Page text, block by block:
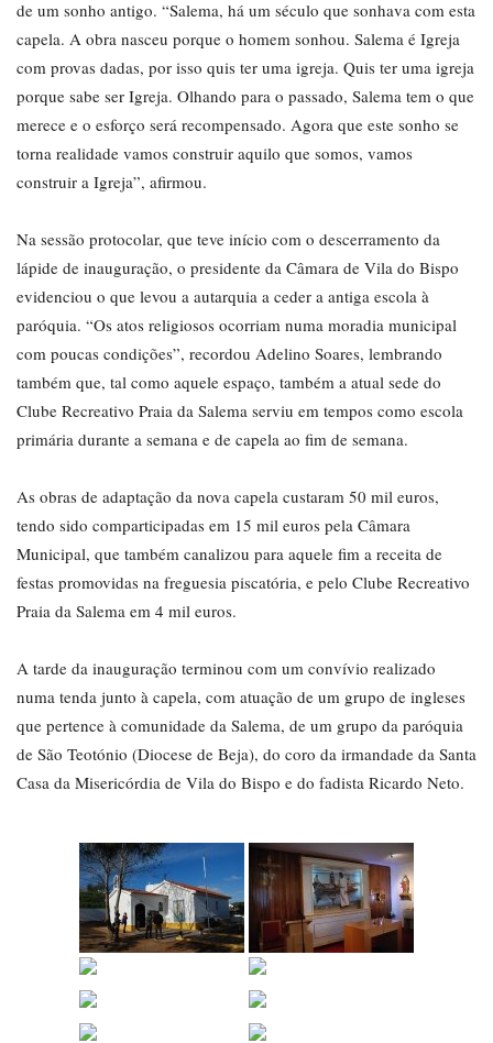
de um sonho antigo. “Salema, há um século que sonhava com esta
capela. A obra nasceu porque o homem sonhou. Salema é Igreja
com provas dadas, por isso quis ter uma igreja. Quis ter uma igreja
porque sabe ser Igreja. Olhando para o passado, Salema tem o que
merece e o esforço será recompensado. Agora que este sonho se
torna realidade vamos construir aquilo que somos, vamos
construir a Igreja”, afirmou.
Na sessão protocolar, que teve início com o descerramento da
lápide de inauguração, o presidente da Câmara de Vila do Bispo
evidenciou o que levou a autarquia a ceder a antiga escola à
paróquia. “Os atos religiosos ocorriam numa moradia municipal
com poucas condições”, recordou Adelino Soares, lembrando
também que, tal como aquele espaço, também a atual sede do
Clube Recreativo Praia da Salema serviu em tempos como escola
primária durante a semana e de capela ao fim de semana.
As obras de adaptação da nova capela custaram 50 mil euros,
tendo sido comparticipadas em 15 mil euros pela Câmara
Municipal, que também canalizou para aquele fim a receita de
festas promovidas na freguesia piscatória, e pelo Clube Recreativo
Praia da Salema em 4 mil euros.
A tarde da inauguração terminou com um convívio realizado
numa tenda junto à capela, com atuação de um grupo de ingleses
que pertence à comunidade da Salema, de um grupo da paróquia
de São Teotónio (Diocese de Beja), do coro da irmandade da Santa
Casa da Misericórdia de Vila do Bispo e do fadista Ricardo Neto.